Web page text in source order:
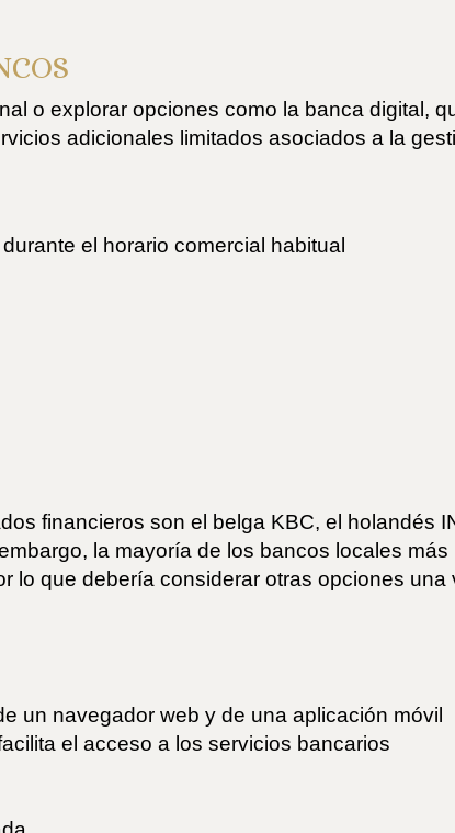
o explorar opciones como la banca digital,
adicionales limitados asociados a la
el horario comercial habitual
financieros son el belga KBC, el holandés
la mayoría de los bancos locales más
lo que debería considerar otras opciones una
un navegador web y de una aplicación móvil
el acceso a los servicios bancarios